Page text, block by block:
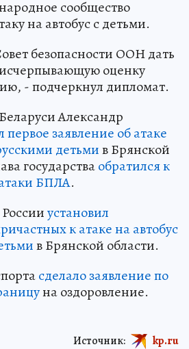
сообщество
на автобус с детьми.
безопасности ООН дать
оценку
- подчеркнул дипломат.
Александр
первое заявление об атаке
детьмив Брянской
государстваобратился к
БПЛА.
установил
к атаке на автобус
в Брянской области.
сделало заявление по
на оздоровление.
Источник: kp.ru